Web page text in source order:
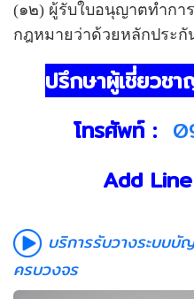
(๑๒) ผู้รับใบอนุญาตทำกา
กฎหมายว่าด้วยหลักประกั
ปรึกษาผู้เชี่ยวช
โทรศัพท์ :
Add
บริการรับวางระบบ
ครบวงจร